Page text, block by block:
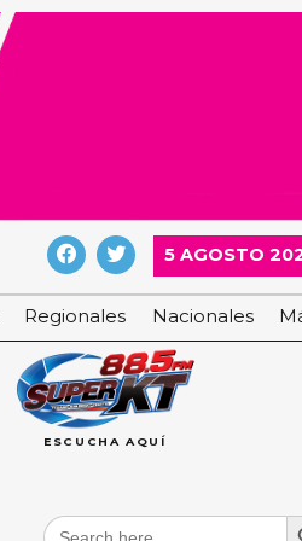
5 AGOSTO
Regionales Nacionales
ESCUCHA AQUÍ
Search